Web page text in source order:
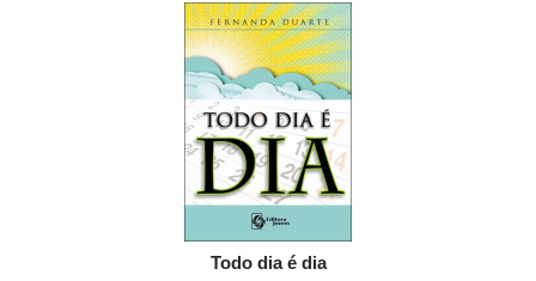
Todo dia é dia